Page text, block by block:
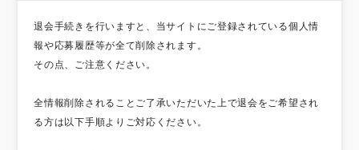
退会手続きを行いますと、当サイトにご登録されている個人情
報や応募履歴等が全て削除されます。
その点、ご注意ください。
全情報削除されることご了承いただいた上で退会をご希望され
る方は以下手順よりご対応ください。